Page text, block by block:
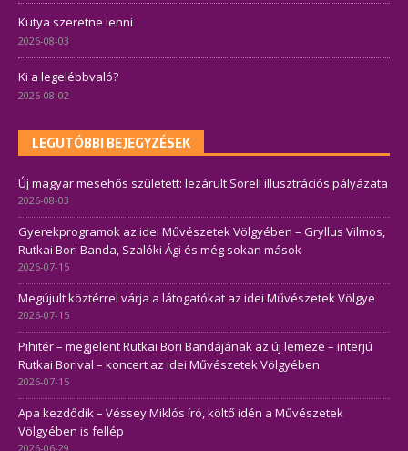
Kutya szeretne lenni
2026-08-03
Ki a legelébbvaló?
2026-08-02
LEGUTÓBBI BEJEGYZÉSEK
Új magyar mesehős született: lezárult Sorell illusztrációs pályázata
2026-08-03
Gyerekprogramok az idei Művészetek Völgyében – Gryllus Vilmos,
Rutkai Bori Banda, Szalóki Ági és még sokan mások
2026-07-15
Megújult köztérrel várja a látogatókat az idei Művészetek Völgye
2026-07-15
Pihitér – megjelent Rutkai Bori Bandájának az új lemeze – interjú
Rutkai Borival – koncert az idei Művészetek Völgyében
2026-07-15
Apa kezdődik – Véssey Miklós író, költő idén a Művészetek
Völgyében is fellép
2026-06-29